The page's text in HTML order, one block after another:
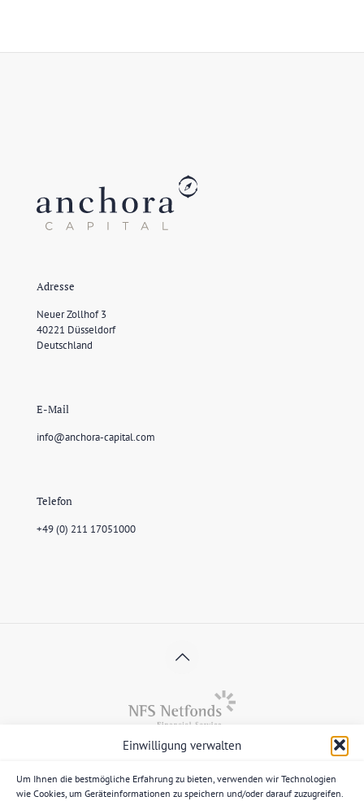
Einwilligung verwalten
Um Ihnen die bestmögliche Erfahrung zu bieten, verwenden wir Technologien
wie Cookies, um Geräteinformationen zu speichern und/oder darauf zuzugreifen.
Adresse
Neuer Zollhof 3
40221 Düsseldorf
Deutschland
E-Mail
info@anchora-capital.com
Telefon
+49 (0) 211 17051000
Die Anlageberatung und die Anlagevermittlung gem. § 2 Abs.
als vertraglich gebundener Vermittler gem. § 3 Abs. 2 WpIG
ausschließlich für Rechnung und unter der Haftung der NFS